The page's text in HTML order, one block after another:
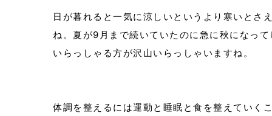
日が暮れると一気に涼しいというより寒いとさ
ね。夏が9月まで続いていたのに急に秋になっ
いらっしゃる方が沢山いらっしゃいますね。
体調を整えるには運動と睡眠と食を整えていく